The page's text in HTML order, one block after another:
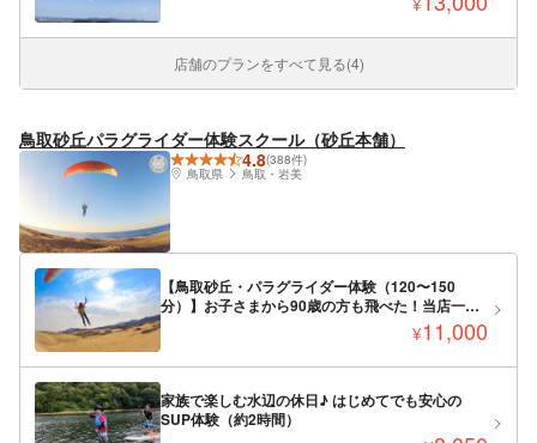
店舗のプランをすべて見る(4)
鳥取砂丘パラグライダー体験スクール（砂丘本舗）
4.8(388件)
鳥取県
鳥取・岩美
【鳥取砂丘・パラグライダー体験（120〜150
分）】お子さまから90歳の方も飛べた！当店一番
¥11,000
家族で楽しむ水辺の休日♪ はじめてでも安心の
SUP体験（約2時間）